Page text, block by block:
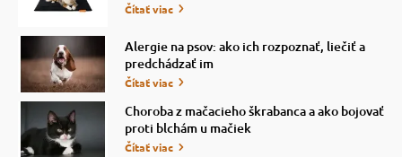
Čítať viac
Alergie na psov: ako ich rozpoznať, liečiť a
predchádzať im
Čítať viac
Choroba z mačacieho škrabanca a ako bojovať
proti blchám u mačiek
Čítať viac